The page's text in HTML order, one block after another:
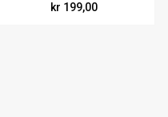
kr 199,00